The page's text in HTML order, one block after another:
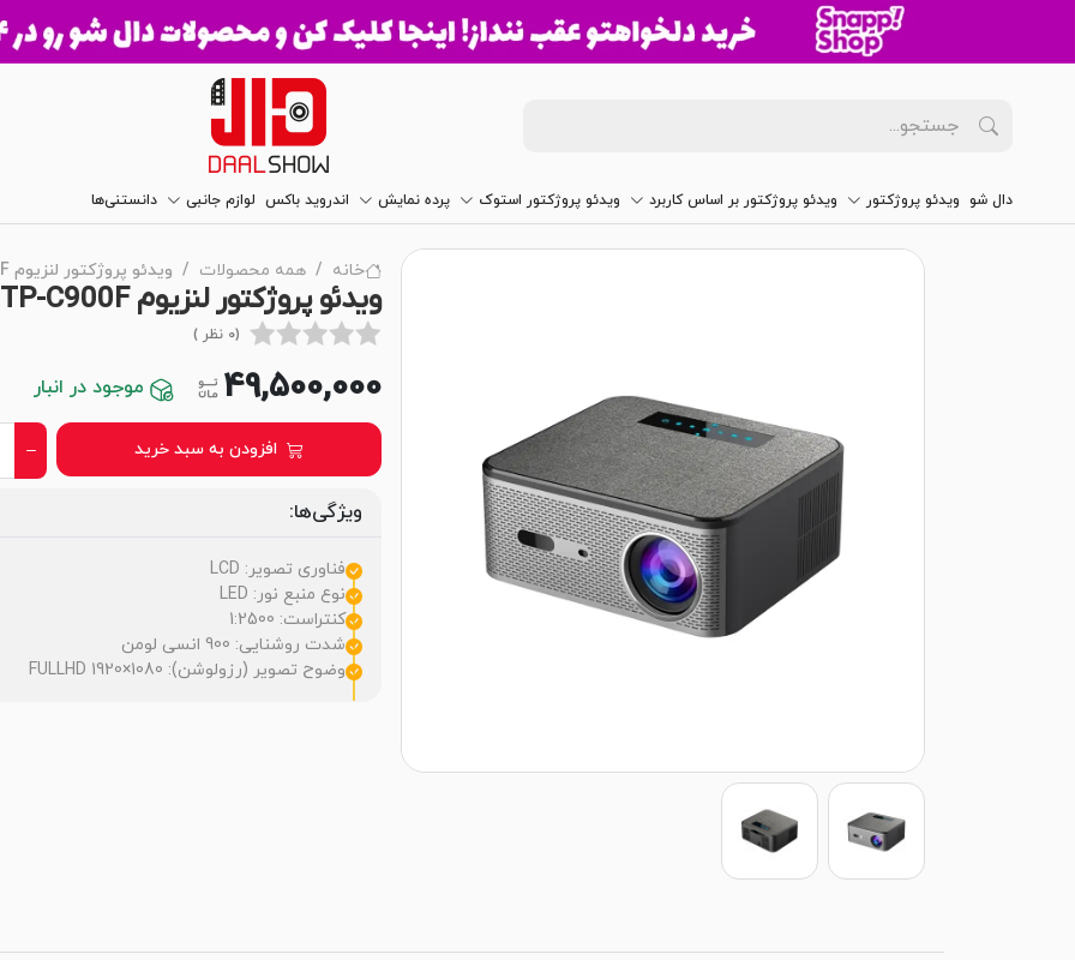
دال شو ویدئو پروژکتور ویدئو پروژکتور بر اساس کاربرد ویدئو پروژکتور استوک پرده نمایش اندروید باکس لوازم جانبی دانستنی‌ها
خانه همه محصولات ویدئو پروژکتور لنزیوم Lensium TP-C900F
ویدئو پروژکتور لنزیوم Lensium TP-C900F | تصویری ایده‌آل!
(0 نظر )
49,500,000 موجود در انبار
افزودن به سبد خرید
ویژگی‌ها:
فناوری تصویر: LCD
نوع منبع نور: LED
کنتراست: 1:2500
شدت روشنایی: 900 انسی لومن
وضوح تصویر (رزولوشن): 1080×1920 FULLHD